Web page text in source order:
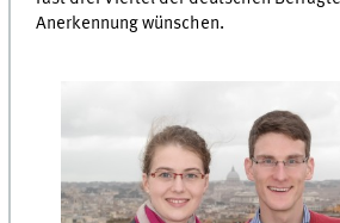
Anerkennung wünschen.